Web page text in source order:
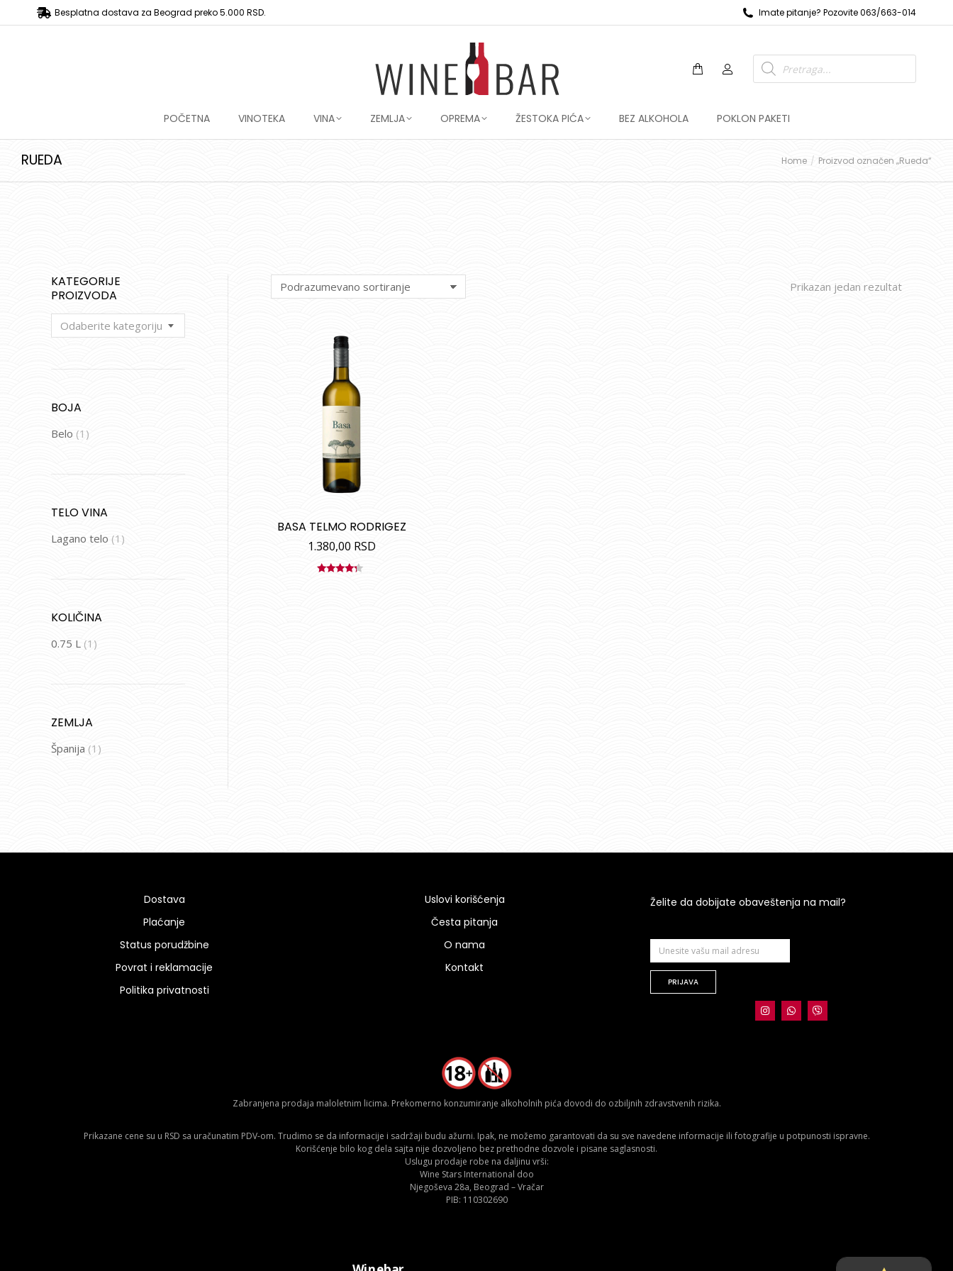
Besplatna dostava za Beograd preko 5.000 RSD. Imate pitanje? Pozovite 063/663-014
POČETNA VINOTEKA VINA ZEMLJA OPREMA ŽESTOKA PIĆA BEZ ALKOHOLA POKLON PAKETI
RUEDA Home Proizvod označen „Rueda“
Prikazan jedan rezultat
BASA TELMO RODRIGEZ
1.380,00 RSD
KATEGORIJE
PROIZVODA
Odaberite kategoriju
BOJA
Belo (1)
TELO VINA
Lagano telo (1)
KOLIČINA
0.75 L (1)
ZEMLJA
Španija (1)
Dostava
Plaćanje
Status porudžbine
Povrat i reklamacije
Politika privatnosti
Uslovi korišćenja
Česta pitanja
O nama
Kontakt
Želite da dobijate obaveštenja na mail?
PRIJAVA
Zabranjena prodaja maloletnim licima. Prekomerno konzumiranje alkoholnih pića dovodi do ozbiljnih zdravstvenih rizika.
Prikazane cene su u RSD sa uračunatim PDV-om. Trudimo se da informacije i sadržaji budu ažurni. Ipak, ne možemo garantovati da su sve navedene informacije ili fotografije u potpunosti ispravne.
Korišćenje bilo kog dela sajta nije dozvoljeno bez prethodne dozvole i pisane saglasnosti.
Uslugu prodaje robe na daljinu vrši:
Wine Stars International doo
Njegoševa 28a, Beograd – Vračar
PIB: 110302690